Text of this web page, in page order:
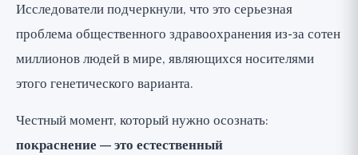
Исследователи подчеркнули, что это серьезная
проблема общественного здравоохранения из-за сотен
миллионов людей в мире, являющихся носителями
этого генетического варианта.
Честный момент, который нужно осознать:
покраснение — это естественный